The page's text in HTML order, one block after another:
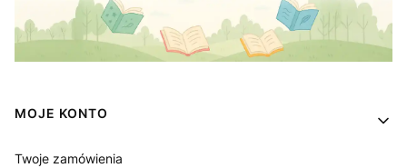
Linki w stopce
MOJE KONTO
Twoje zamówienia